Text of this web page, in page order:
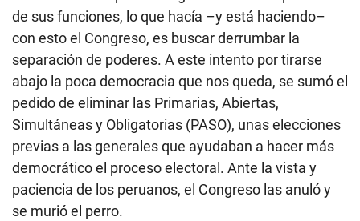
de sus funciones, lo que hacía –y está haciendo–
con esto el Congreso, es buscar derrumbar la
separación de poderes. A este intento por tirarse
abajo la poca democracia que nos queda, se sumó el
pedido de eliminar las Primarias, Abiertas,
Simultáneas y Obligatorias (PASO), unas elecciones
previas a las generales que ayudaban a hacer más
democrático el proceso electoral. Ante la vista y
paciencia de los peruanos, el Congreso las anuló y
se murió el perro.